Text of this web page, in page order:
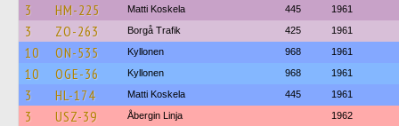
3 HM-225 Matti Koskela 445 1961
3 ZO-263 Borgå Trafik 425 1961
10 ON-535 Kyllonen 968 1961
10 OGE-36 Kyllonen 968 1961
3 HL-174 Matti Koskela 445 1961
3 USZ-39 Åbergin Linja 1962